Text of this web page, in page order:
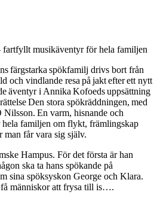
fartfyllt musikäventyr för hela familjen
färgstarka spökfamilj drivs bort från
och vindlande resa på jakt efter ett nytt
äventyr i Annika Kofoeds uppsättning
Den stora spökräddningen, med
En varm, hisnande och
familjen om flykt, främlingskap
man får vara sig själv.
Hampus. För det första är han
ska ta hans spökande på
sina spöksyskon George och Klara.
få människor att frysa till is….